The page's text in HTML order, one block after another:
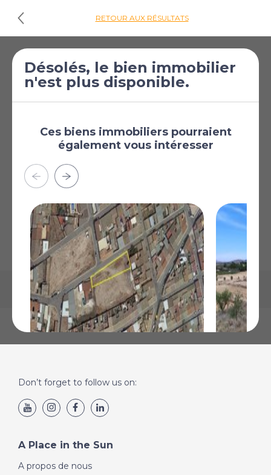
RETOUR AUX RÉSULTATS
Villa de 2 chambres
à vendre à Pinoso
Pinoso, Alicante, Région
€59 995
Plus
La carte peut ne pas indiquer l'emplacement exact
Désolés, le bien immobilier
n'est plus disponible.
Ces biens immobiliers pourraient
également vous intéresser
Pinoso, Alicante
€39 995
Don’t forget to follow us on:
A Place in the Sun
A propos de nous